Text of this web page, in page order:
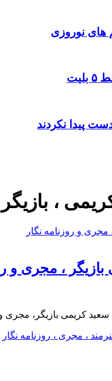
نوروزی
پیدا نکردند
،
، مجری و
، مجری ، روزنامه نگار